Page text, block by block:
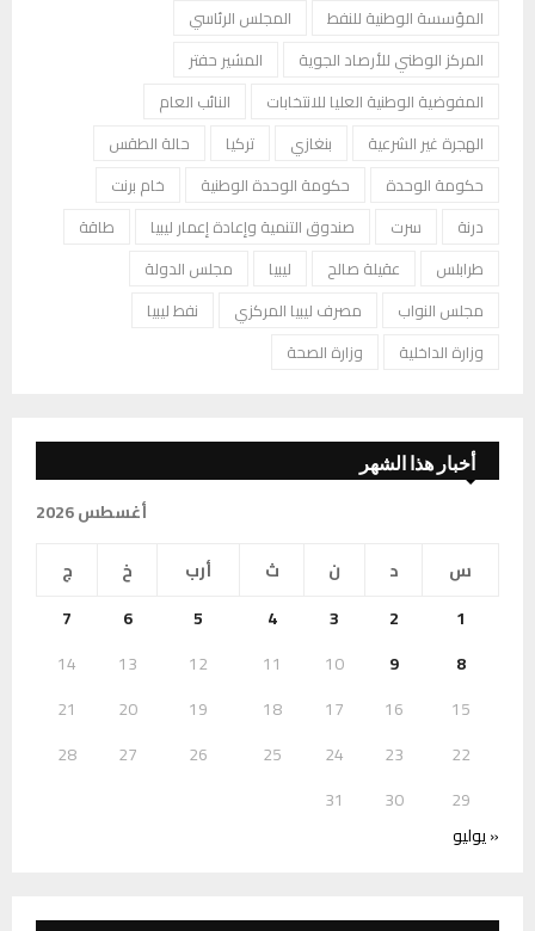
المؤسسة الوطنية للنفط
المجلس الرئاسي
المركز الوطني للأرصاد الجوية
المشير حفتر
المفوضية الوطنية العليا للانتخابات
النائب العام
الهجرة غير الشرعية
بنغازي تركيا
حالة الطقس
حكومة الوحدة
حكومة الوحدة الوطنية
خام برنت
درنة
سرت صندوق التنمية وإعادة إعمار ليبيا
طاقة
طرابلس
عقيلة صالح ليبيا
مجلس الدولة
مجلس النواب
مصرف ليبيا المركزي
نفط ليبيا
وزارة الداخلية
وزارة الصحة
أخبار هذا الشهر
أغسطس 2026
س
د ن ث أرب خ
ج
1
2
3
4
5
6
7
8
9
10
11
12
13
14
15
16
17
18
19
20
21
22
23
24
25
26
27
28
29
30
31
« يوليو